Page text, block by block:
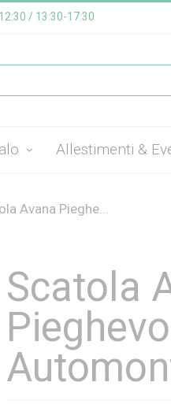
/ 13:30-17:30
Allestimenti &
Avana Pieghe...
Scatola